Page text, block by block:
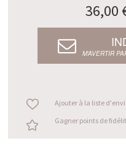
36,00
M’AVERTIR
Ajouter à la liste
Gagner points de